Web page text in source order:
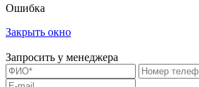
Ошибка
Закрыть окно
Запросить у менеджера